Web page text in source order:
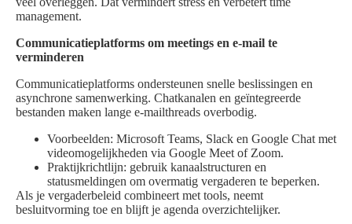
management.
Communicatieplatforms om meetings en e-mail te
verminderen
Communicatieplatforms ondersteunen snelle beslissingen en
asynchrone samenwerking. Chatkanalen en geïntegreerde
bestanden maken lange e-mailthreads overbodig.
Voorbeelden: Microsoft Teams, Slack en Google Chat met
videomogelijkheden via Google Meet of Zoom.
Praktijkrichtlijn: gebruik kanaalstructuren en
statusmeldingen om overmatig vergaderen te beperken.
Als je vergaderbeleid combineert met tools, neemt
besluitvorming toe en blijft je agenda overzichtelijker.